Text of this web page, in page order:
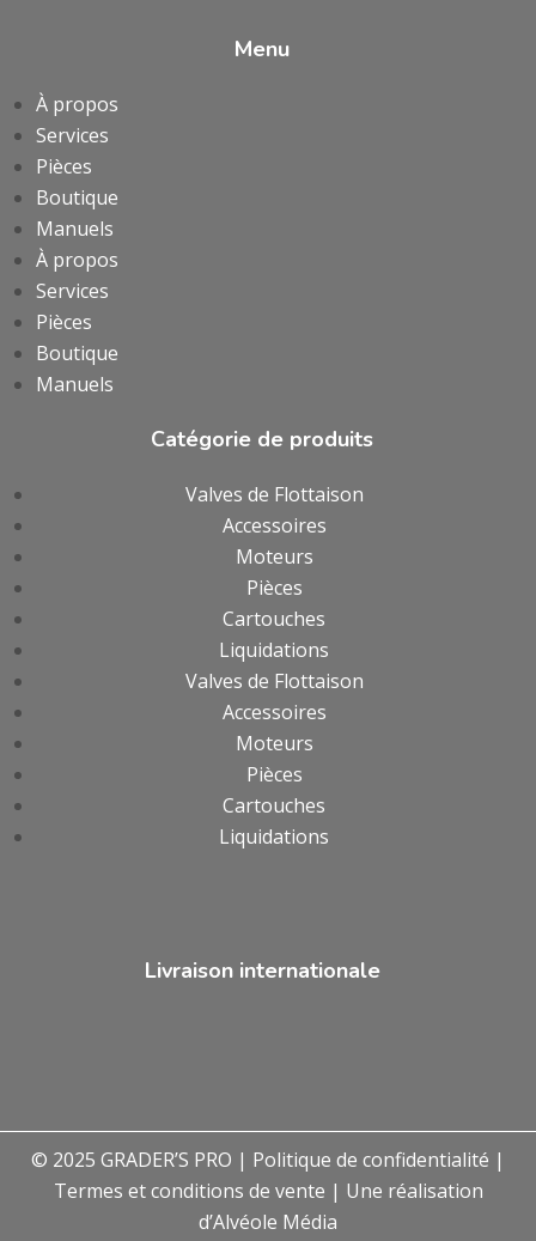
Menu
À propos
Services
Pièces
Boutique
Manuels
À propos
Services
Pièces
Boutique
Manuels
Catégorie de produits
Valves de Flottaison
Accessoires
Moteurs
Pièces
Cartouches
Liquidations
Valves de Flottaison
Accessoires
Moteurs
Pièces
Cartouches
Liquidations
Livraison internationale
© 2025 GRADER’S PRO | Politique de confidentialité |
Termes et conditions de vente | Une réalisation
d’Alvéole Média